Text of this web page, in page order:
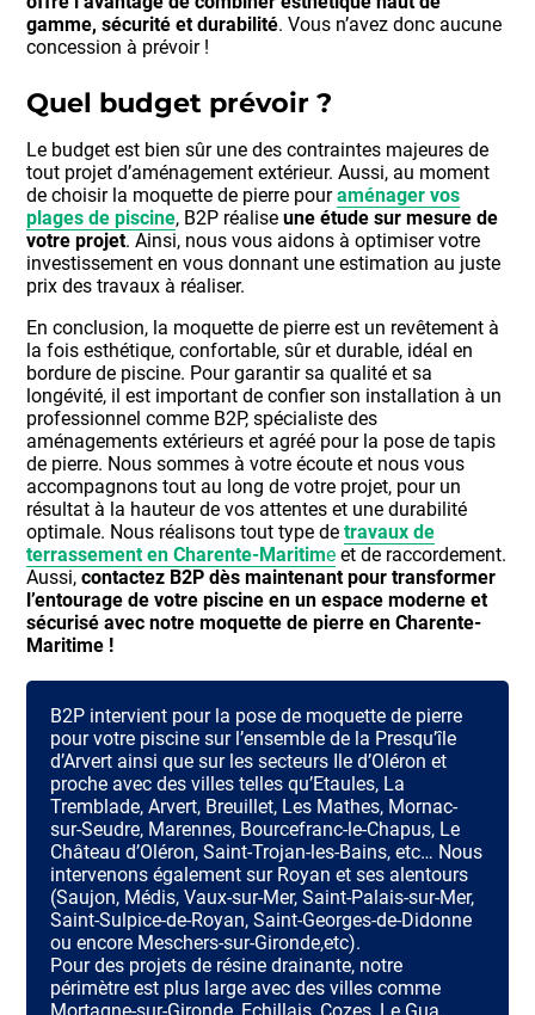
gamme, sécurité et durabilité. Vous n’avez donc aucune
concession à prévoir !
Quel budget prévoir ?
Le budget est bien sûr une des contraintes majeures de
tout projet d’aménagement extérieur. Aussi, au moment
de choisir la moquette de pierre pouraménager vos
plages de piscine, B2P réaliseune étude sur mesure de
votre projet. Ainsi, nous vous aidons à optimiser votre
investissement en vous donnant une estimation au juste
prix des travaux à réaliser.
En conclusion, la moquette de pierre est un revêtement à
la fois esthétique, confortable, sûr et durable, idéal en
bordure de piscine. Pour garantir sa qualité et sa
longévité, il est important de confier son installation à un
professionnel comme B2P, spécialiste des
aménagements extérieurs et agréé pour la pose de tapis
de pierre. Nous sommes à votre écoute et nous vous
accompagnons tout au long de votre projet, pour un
résultat à la hauteur de vos attentes et une durabilité
optimale. Nous réalisons tout type detravaux de
terrassement en Charente-Maritime et de raccordement.
Aussi,contactez B2P dès maintenant pour transformer
l’entourage de votre piscine en un espace moderne et
sécurisé avec notre moquette de pierre en Charente-
Maritime !
B2P intervient pour la pose de moquette de pierre
pour votre piscine sur l’ensemble de la Presqu’île
d’Arvert ainsi que sur les secteurs Ile d’Oléron et
proche avec des villes telles qu’Etaules, La
Tremblade, Arvert, Breuillet, Les Mathes, Mornac-
sur-Seudre, Marennes, Bourcefranc-le-Chapus, Le
Château d’Oléron, Saint-Trojan-les-Bains, etc… Nous
intervenons également sur Royan et ses alentours
(Saujon, Médis, Vaux-sur-Mer, Saint-Palais-sur-Mer,
Saint-Sulpice-de-Royan, Saint-Georges-de-Didonne
ou encore Meschers-sur-Gironde,etc).
Pour des projets de résine drainante, notre
périmètre est plus large avec des villes comme
Mortagne-sur-Gironde, Echillais, Cozes, Le Gua,